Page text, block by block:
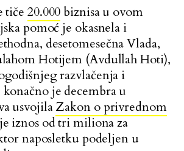
tiče 20.000biznisa u ovom
pomoć je okasnela i
desetomesečna Vlada,
Hotijem (Avdullah Hoti),
razvlačenja i
je decembra u
usvojilaZakon o privrednom
iznos od tri miliona za
naposletku podeljen u